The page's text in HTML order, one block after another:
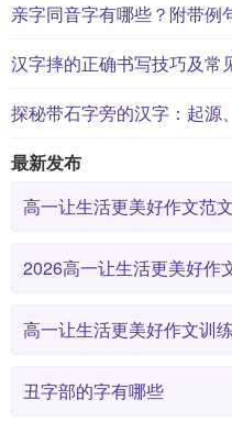
亲字同音字有哪些？附带例
汉字摔的正确书写技巧及常
探秘带石字旁的汉字：起源
最新发布
高一让生活更美好作文范文
2026高一让生活更美好作
高一让生活更美好作文训
丑字部的字有哪些